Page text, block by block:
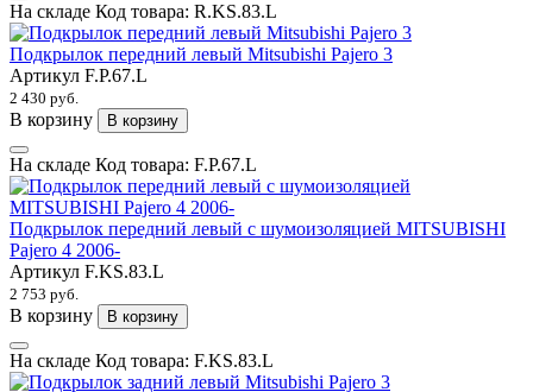
На складе Код товара: R.KS.83.L
Подкрылок передний левый Mitsubishi Pajero 3
Артикул F.P.67.L
2 430 руб.
В корзину В корзину
На складе Код товара: F.P.67.L
Подкрылок передний левый с шумоизоляцией MITSUBISHI
Pajero 4 2006-
Артикул F.KS.83.L
2 753 руб.
В корзину В корзину
На складе Код товара: F.KS.83.L